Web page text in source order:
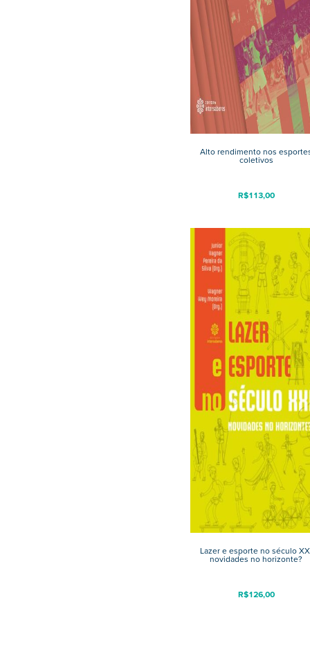
Alto rendimento nos
coletivos
R$113,00
Lazer e esporte no século
novidades no horizonte?
R$126,00